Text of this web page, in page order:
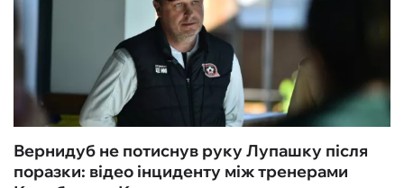
Вернидуб не потиснув руку Лупашку після
поразки: відео інциденту між тренерами